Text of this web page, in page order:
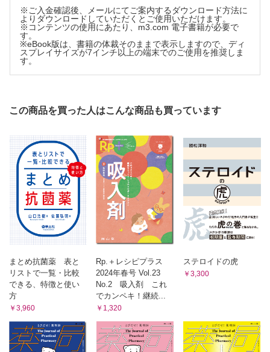
えびさんぽ
気管支喘息の治療に用いられるβ2刺激薬は安全ですか？
（青島 周一）
薬剤師力の型 新たな思考と行動プランを手に入れろ！
（坂野 昌志）
〈第16回〉ドライ研究のオモテ・ウラ
医薬品適正使用・育薬フラッシュニュース
・DPP-4阻害薬で胆嚢炎リスクが上昇
・DOACの消化管出⾎リスクが多剤併⽤で上昇
（佐藤 宏樹 澤田 康文）
飲み合わせ研究所 子どもの服薬Tips
〈第04回〉アセトアミノフェン錠
（小嶋 純 米子 真記）
くすりのかたち外伝 わかる！ 使える！ まいにち薬会話
（浅井 考介 柴田 奈央）
腫瘍薬学ハイライト
抗体薬物複合体によるがん治療の進展
副作用でよくみる「QT延長」を振り返る
〈第一回目〉心電図の波形を理解しよう
※ご入金確認後、メールにてご案内するダウンロード方法に
よりダウンロードしていただくとご使用いただけます。
※コンテンツの使用にあたり、m3.com 電子書籍が必要で
す。
※eBook版は、書籍の体裁そのままで表示しますので、ディ
スプレイサイズが7インチ以上の端末でのご使用を推奨しま
す。
この商品を買った人はこんな商品も買っています
まとめ抗菌薬 表と
リストで一覧・比較
できる、特徴と使い
方
￥3,960
Rp.＋レシピプラス
2024年春号 Vol.23
No.2 吸入剤 これ
でカンペキ！継続...
￥1,320
ステロイドの虎
￥3,300